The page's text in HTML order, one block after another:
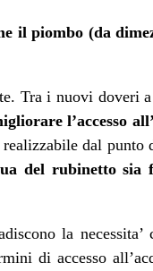
il piombo (da
Tra i nuovi doveri
l’accesso
dal punto
del rubinetto sia
la necessita’
di accesso all’